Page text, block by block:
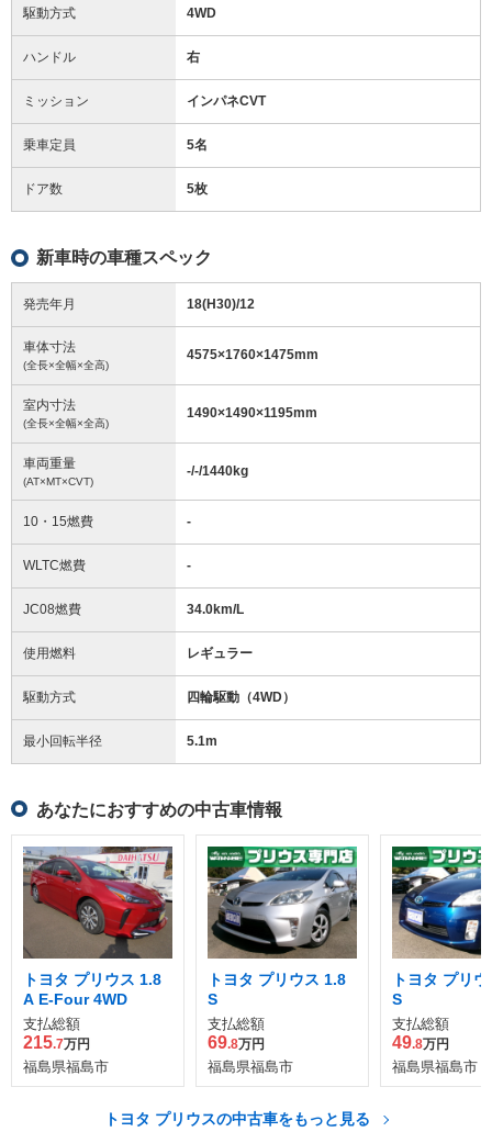
駆動方式 4WD
ハンドル 右
ミッション インパネCVT
乗車定員 5名
ドア数 5枚
新車時の車種スペック
発売年月 18(H30)/12
車体寸法
(全長×全幅×全高)
4575×1760×1475mm
室内寸法
(全長×全幅×全高)
1490×1490×1195mm
車両重量
(AT×MT×CVT)
-/-/1440kg
10・15燃費 -
WLTC燃費 -
JC08燃費 34.0km/L
使用燃料 レギュラー
駆動方式 四輪駆動（4WD）
最小回転半径 5.1m
あなたにおすすめの中古車情報
トヨタ プリウス 1.8
A E-Four 4WD
支払総額
215.7万円
福島県福島市
トヨタ プリウス 1.8
S
支払総額
69.8万円
福島県福島市
トヨタ プリ
S
支払総額
49.8万円
福島県福島市
トヨタ プリウスの中古車をもっと見る